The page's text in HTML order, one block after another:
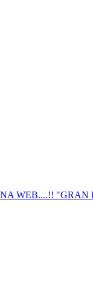
WEB....!!